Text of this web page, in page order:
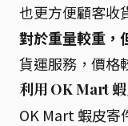
也更方便顧客收
對於重量較重，
貨運服務，價格
利用 OK Mart
OK Mart 蝦皮寄